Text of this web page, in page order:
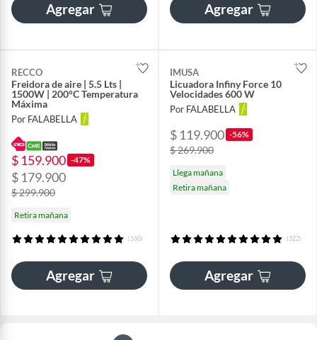
Agregar Agregar
RECCO
Freidora de aire | 5.5 Lts |
1500W | 200°C Temperatura
Máxima
Por FALABELLA
$ 159.900 -47%
$ 179.900
$ 299.900
Retira mañana
(160)
Agregar
IMUSA
Licuadora Infiny Force 10
Velocidades 600 W
Por FALABELLA
$ 119.900 -56%
$ 269.900
Llega mañana
Retira mañana
(322)
Agregar